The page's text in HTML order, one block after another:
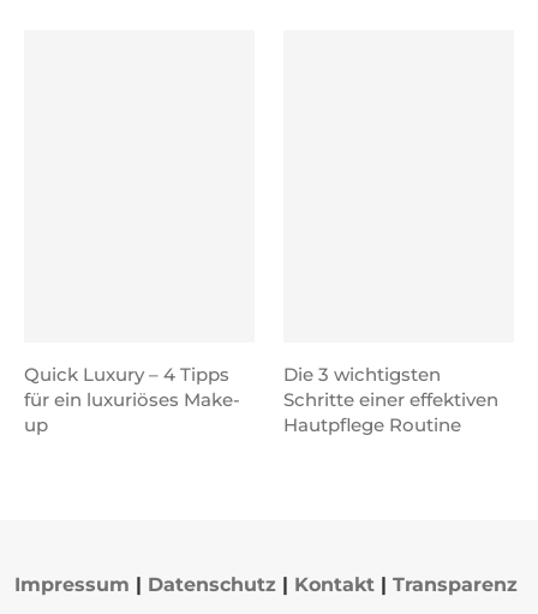
Quick Luxury – 4 Tipps
für ein luxuriöses Make-
up
Die 3 wichtigsten
Schritte einer effektiven
Hautpflege Routine
Impressum | Datenschutz | Kontakt | Transparenz